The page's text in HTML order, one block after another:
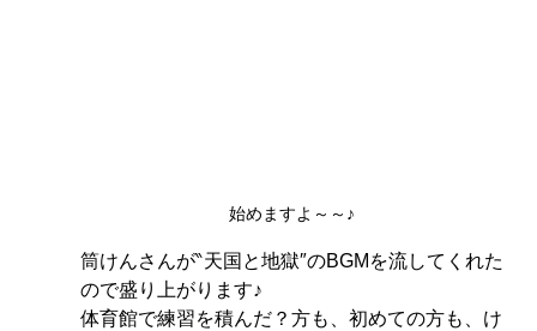
始めますよ～～♪
筒けんさんが‶天国と地獄″のBGMを流してくれた
ので盛り上がります♪
体育館で練習を積んだ？方も、初めての方も、け